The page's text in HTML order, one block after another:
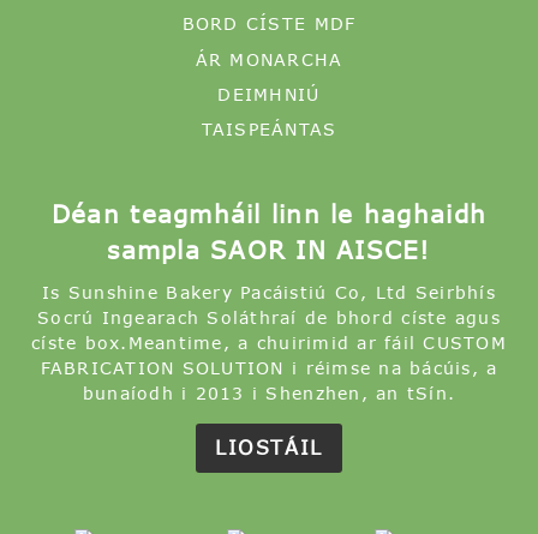
BORD CÍSTE MDF
ÁR MONARCHA
DEIMHNIÚ
TAISPEÁNTAS
Déan teagmháil linn le haghaidh
sampla SAOR IN AISCE!
Is Sunshine Bakery Pacáistiú Co, Ltd Seirbhís
Socrú Ingearach Soláthraí de bhord císte agus
císte box.Meantime, a chuirimid ar fáil CUSTOM
FABRICATION SOLUTION i réimse na bácúis, a
bunaíodh i 2013 i Shenzhen, an tSín.
LIOSTÁIL